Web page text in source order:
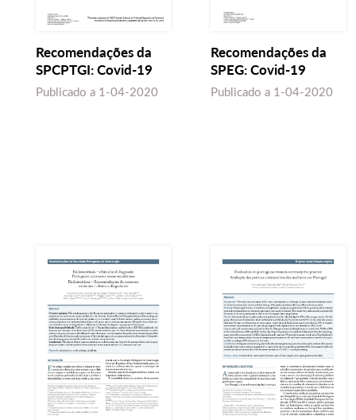
Recomendações da
SPCPTGI: Covid-19
Publicado a 1-04-2020
Recomendações da
SPEG: Covid-19
Publicado a 1-04-2020